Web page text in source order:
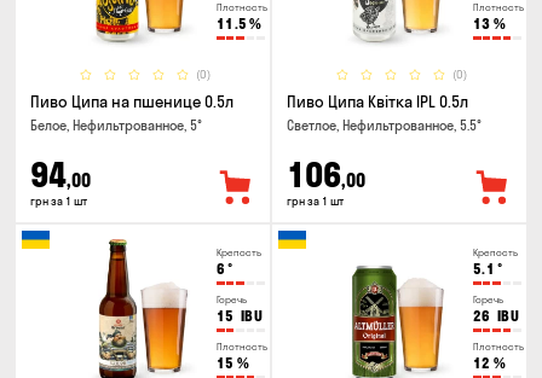
Плотность
11.5 %
(0)
Пиво Ципа на пшенице 0.5л
Белое, Нефильтрованное, 5°
94,00
грн за 1 шт
Плотность
13 %
(0)
Пиво Ципа Квітка IPL 0.5л
Светлое, Нефильтрованное, 5.5°
106,00
грн за 1 шт
Крепость
6 °
Горечь
15 IBU
Плотность
15 %
Крепость
5.1 °
Горечь
26 IBU
Плотность
12 %